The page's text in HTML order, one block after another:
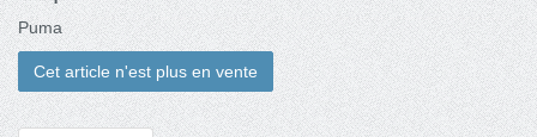
Puma
Cet article n'est plus en vente